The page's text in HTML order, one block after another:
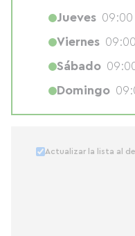
Actualizar la lista al
Jueves
Viernes
Sábado
Domingo